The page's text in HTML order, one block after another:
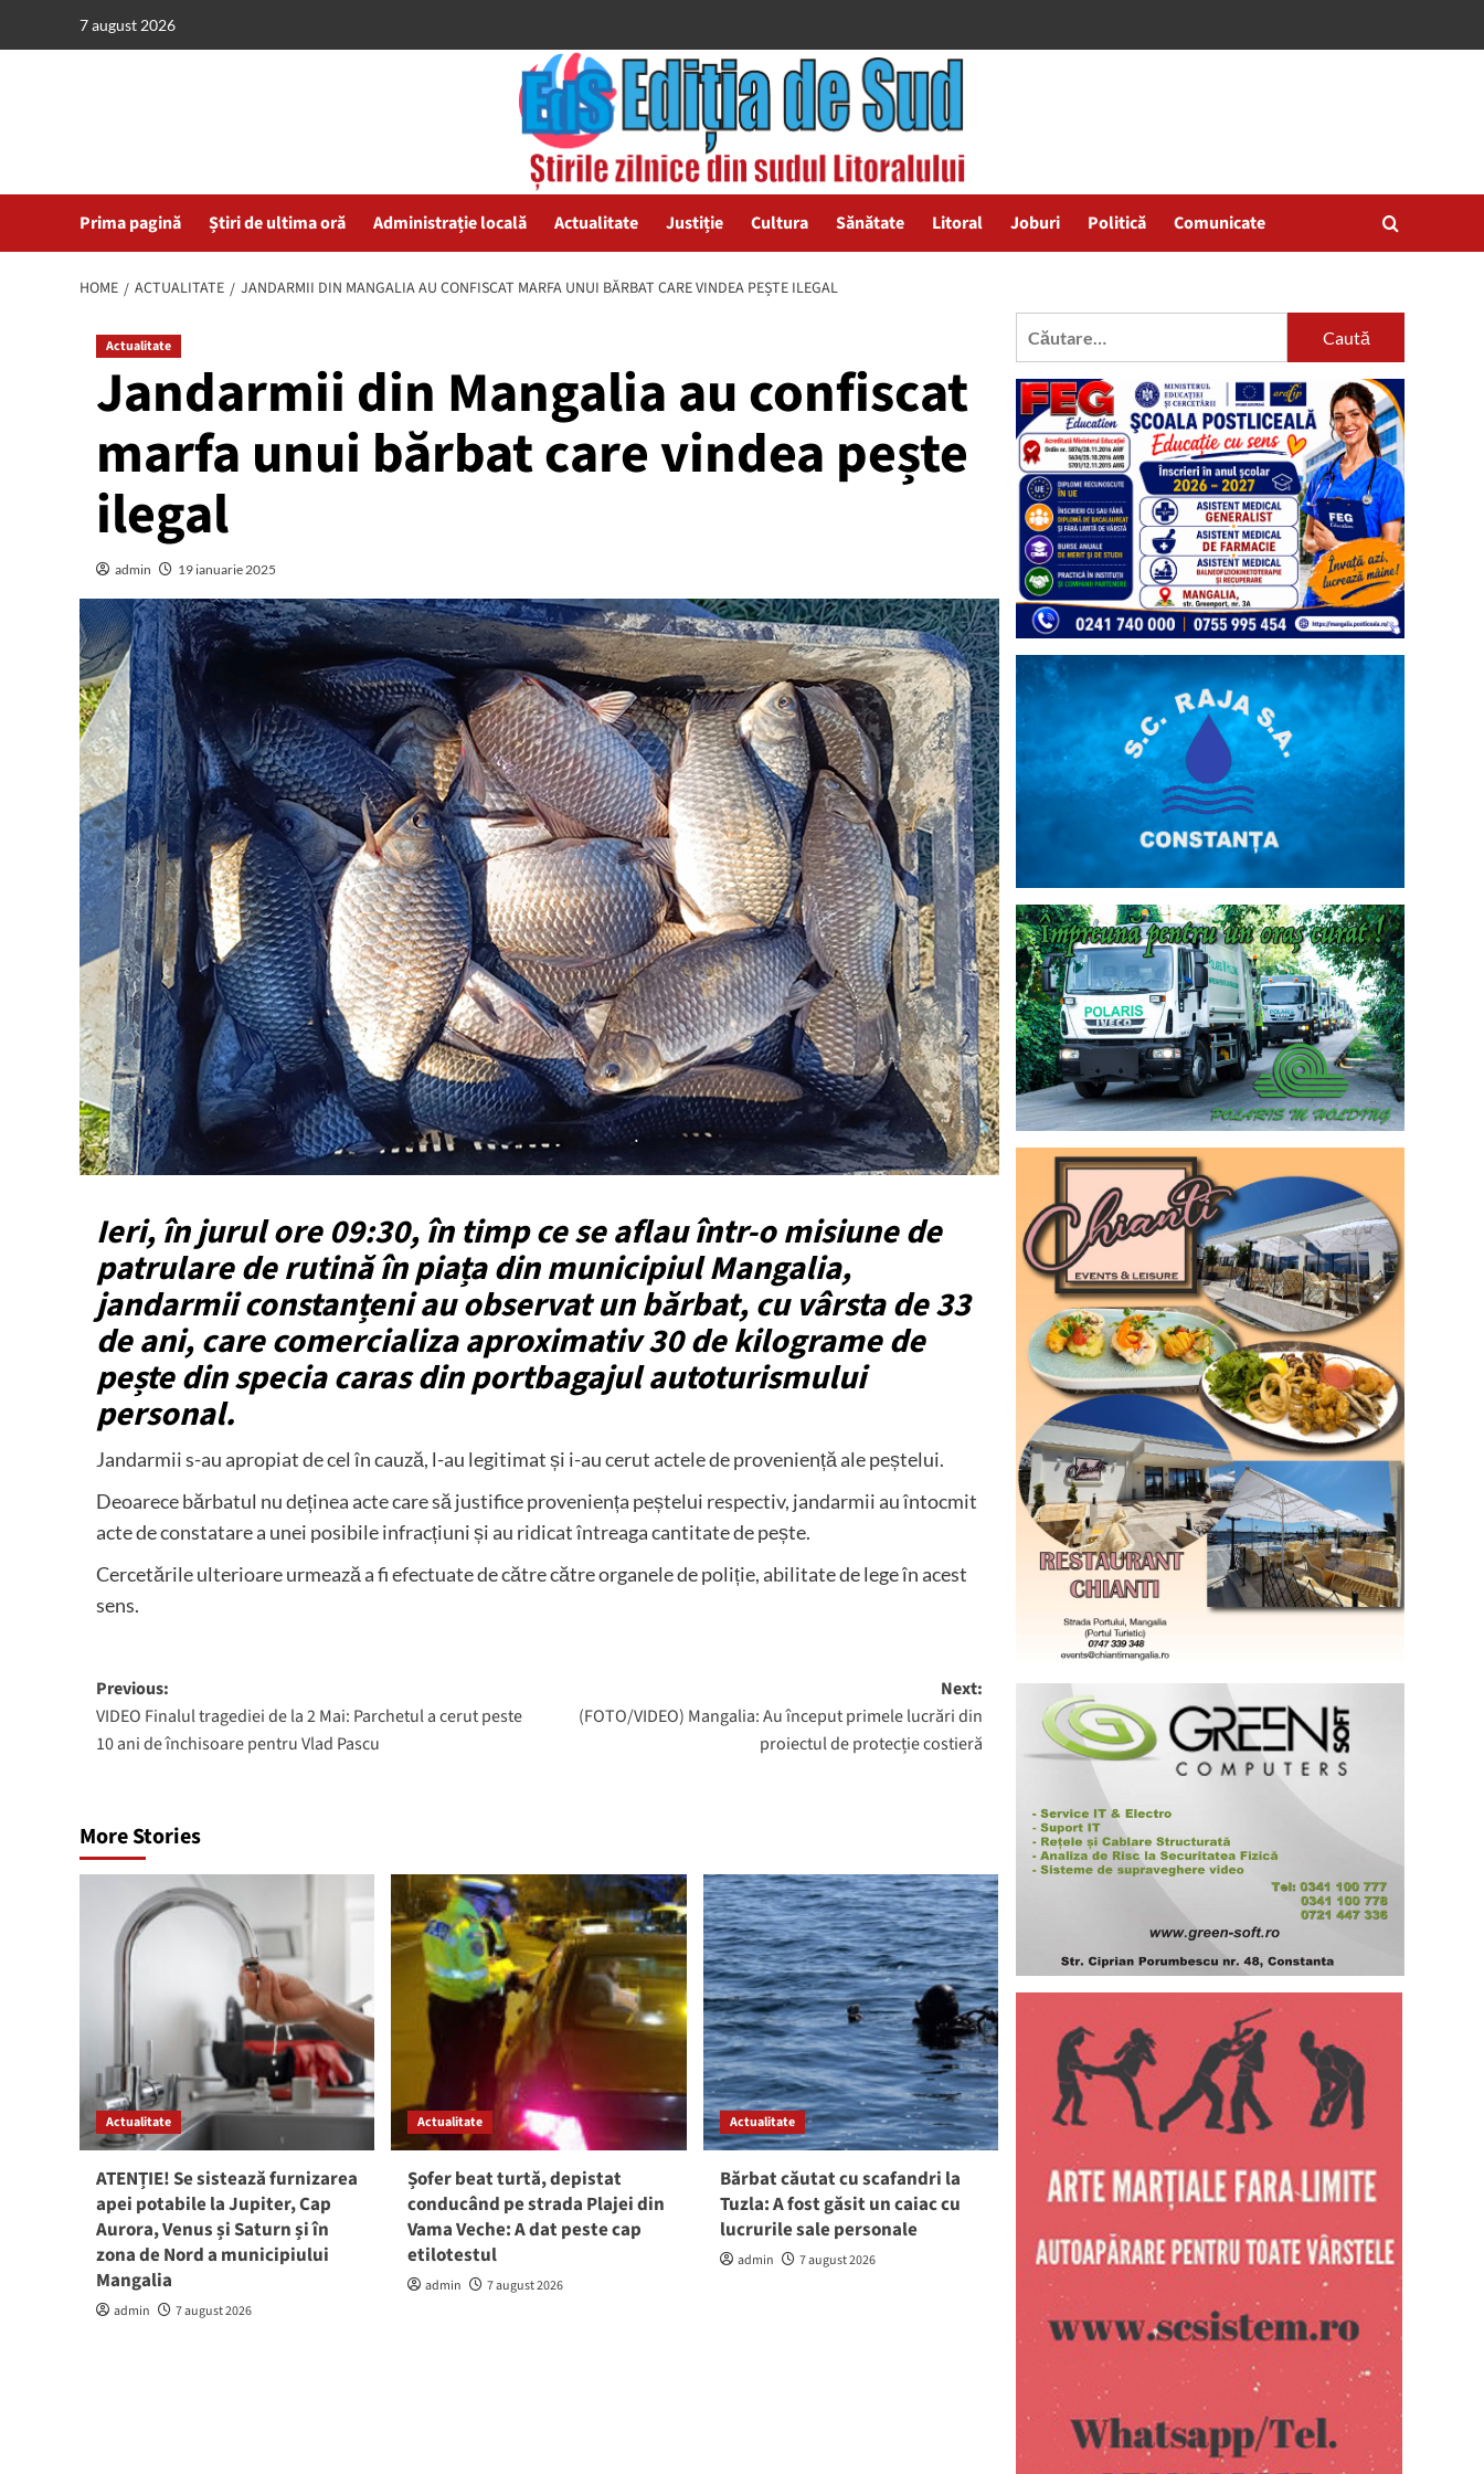
7 august 2026
Prima pagină Știri de ultima oră Administrație locală Actualitate Justiție Cultura Sănătate Litoral Joburi Politică Comunicate
HOME ACTUALITATE JANDARMII DIN MANGALIA AU CONFISCAT MARFA UNUI BĂRBAT CARE VINDEA PEȘTE ILEGAL
Actualitate
Jandarmii din Mangalia au confiscat
marfa unui bărbat care vindea pește
ilegal
admin 19 ianuarie 2025
Ieri, în jurul ore 09:30, în timp ce se aflau într-o misiune de
patrulare de rutină în piața din municipiul Mangalia,
jandarmii constanțeni au observat un bărbat, cu vârsta de 33
de ani, care comercializa aproximativ 30 de kilograme de
pește din specia caras din portbagajul autoturismului
personal.
Jandarmii s-au apropiat de cel în cauză, l-au legitimat și i-au cerut actele de proveniență ale peștelui.
Deoarece bărbatul nu deținea acte care să justifice proveniența peștelui respectiv, jandarmii au întocmit
acte de constatare a unei posibile infracțiuni și au ridicat întreaga cantitate de pește.
Cercetările ulterioare urmează a fi efectuate de către către organele de poliție, abilitate de lege în acest
sens.
Post
navigation
Previous:
VIDEO Finalul tragediei de la 2 Mai: Parchetul a cerut peste
10 ani de închisoare pentru Vlad Pascu
Next:
(FOTO/VIDEO) Mangalia: Au început primele lucrări din
proiectul de protecție costieră
More Stories
Actualitate
ATENȚIE! Se sistează furnizarea
apei potabile la Jupiter, Cap
Aurora, Venus și Saturn și în
zona de Nord a municipiului
Mangalia
admin 7 august 2026
Actualitate
Șofer beat turtă, depistat
conducând pe strada Plajei din
Vama Veche: A dat peste cap
etilotestul
admin 7 august 2026
Actualitate
Bărbat căutat cu scafandri la
Tuzla: A fost găsit un caiac cu
lucrurile sale personale
admin 7 august 2026
Caută